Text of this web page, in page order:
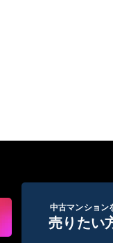
中古マンション
売りたい